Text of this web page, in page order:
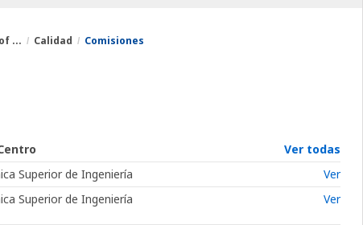
... Calidad Comisiones
Ver todas
Superior de Ingeniería
Ver
Superior de Ingeniería Ver